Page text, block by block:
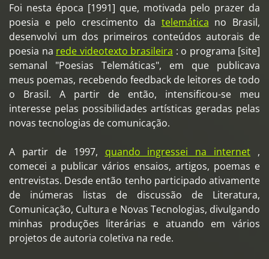
Foi nesta época [1991] que, motivada pelo prazer da
poesia e pelo crescimento da telemática no Brasil,
desenvolvi um dos primeiros conteúdos autorais de
poesia na rede videotexto brasileira : o programa [site]
semanal "Poesias Telemáticas", em que publicava
meus poemas, recebendo feedback de leitores de todo
o Brasil. A partir de então, intensificou-se meu
interesse pelas possibilidades artísticas geradas pelas
novas tecnologias de comunicação.
A partir de 1997, quando ingressei na internet ,
comecei a publicar vários ensaios, artigos, poemas e
entrevistas. Desde então tenho participado ativamente
de inúmeras listas de discussão de Literatura,
Comunicação, Cultura e Novas Tecnologias, divulgando
minhas produções literárias e atuando em vários
projetos de autoria coletiva na rede.